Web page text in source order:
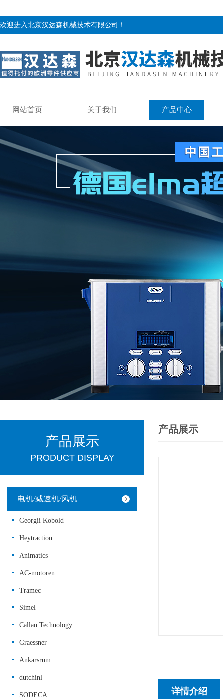
欢迎进入北京汉达森机械技术有限公司！
网站首页 关于我们 产品中心
产品展示
PRODUCT DISPLAY
电机/减速机/风机
Georgii Kobold
Heytraction
Animatics
AC-motoren
Tramec
Simel
Callan Technology
Graessner
Ankarsrum
dutchinl
SODECA
产品展示
详情介绍